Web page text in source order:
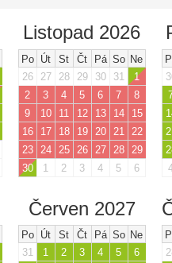
Listopad 2026
Po Út St Čt Pá So Ne
26
27 28 29 30 31
1
2
3 4 5 6 7
8
9
10 11 12 13 14
15
16
17 18 19 20 21
22
23
24 25 26 27 28
29
30
1 2 3 4 5 6
Červen 2027
Po Út St Čt Pá So Ne
31
1 2 3 4 5
6